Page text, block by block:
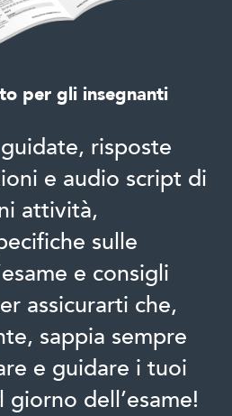
per gli insegnanti
risposte
e audio script di
attività,
sulle
e consigli
assicurarti che,
sappia sempre
e guidare i tuoi
dell’esame!